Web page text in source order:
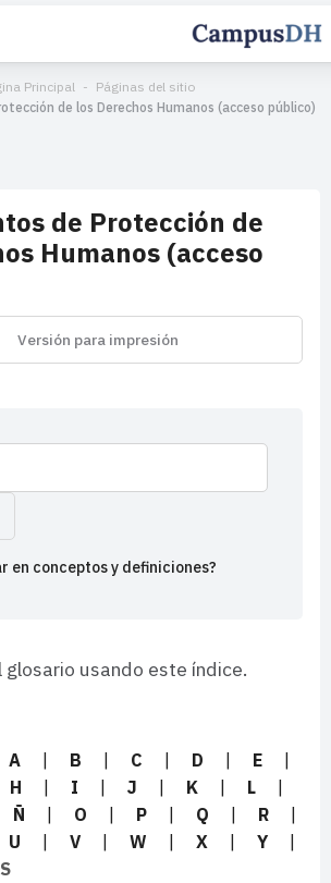
Principal
Páginas del sitio
de los Derechos Humanos (acceso público)
de Protección de
Humanos (acceso
Versión para impresión
en conceptos y definiciones?
glosario usando este índice.
A B C D E
H I J K L
Ñ O P Q R
U V W X Y